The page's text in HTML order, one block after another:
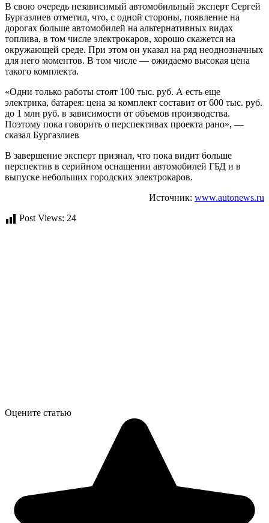
В свою очередь независимый автомобильный эксперт Сергей
Бургазлиев отметил, что, с одной стороны, появление на
дорогах больше автомобилей на альтернативных видах
топлива, в том числе электрокаров, хорошо скажется на
окружающей среде. При этом он указал на ряд неоднозначных
для него моментов. В том числе — ожидаемо высокая цена
такого комплекта.
«Одни только работы стоят 100 тыс. руб. А есть еще
электрика, батарея: цена за комплект составит от 600 тыс. руб.
до 1 млн руб. в зависимости от объемов производства.
Поэтому пока говорить о перспективах проекта рано», —
сказал Бургазлиев
В завершение эксперт признал, что пока видит больше
перспектив в серийном оснащении автомобилей ГБД и в
выпуске небольших городских электрокаров.
Источник: www.autonews.ru
Post Views: 24
Оцените статью